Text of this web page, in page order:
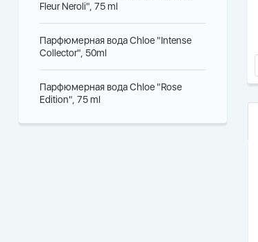
Fleur Neroli", 75 ml
Парфюмерная вода Chloe "Intense
Collector", 50ml
Парфюмерная вода Chloe "Rose
Edition", 75 ml